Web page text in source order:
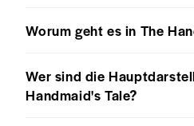
Worum geht es in The
Wer sind die
Handmaid's Tale?